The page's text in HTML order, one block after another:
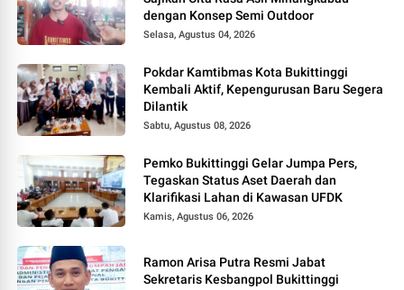
dengan Konsep Semi Outdoor
Selasa, Agustus 04, 2026
Pokdar Kamtibmas Kota Bukittinggi
Kembali Aktif, Kepengurusan Baru Segera
Dilantik
Sabtu, Agustus 08, 2026
Pemko Bukittinggi Gelar Jumpa Pers,
Tegaskan Status Aset Daerah dan
Klarifikasi Lahan di Kawasan UFDK
Kamis, Agustus 06, 2026
Ramon Arisa Putra Resmi Jabat
Sekretaris Kesbangpol Bukittinggi